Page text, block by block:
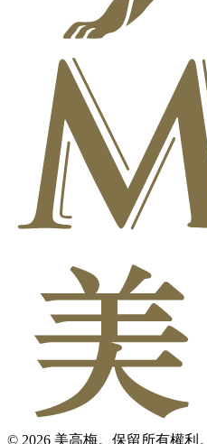
© 2026 美高梅。保留所有權利。